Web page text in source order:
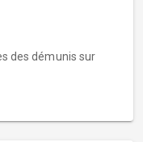
des démunis sur